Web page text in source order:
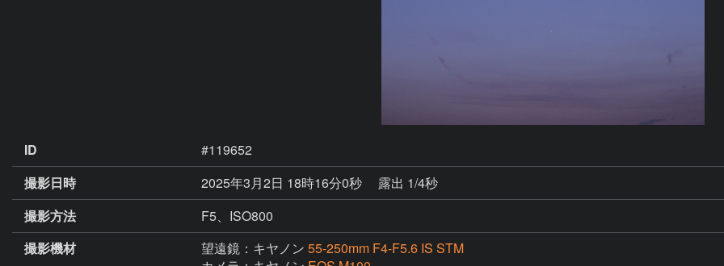
ID
#119652
撮影日時
2025年3月2日 18時16分0秒
露出 1/4秒
撮影方法
F5、ISO800
撮影機材
望遠鏡：キヤノン 55-250mm F4-F5.6 IS STM